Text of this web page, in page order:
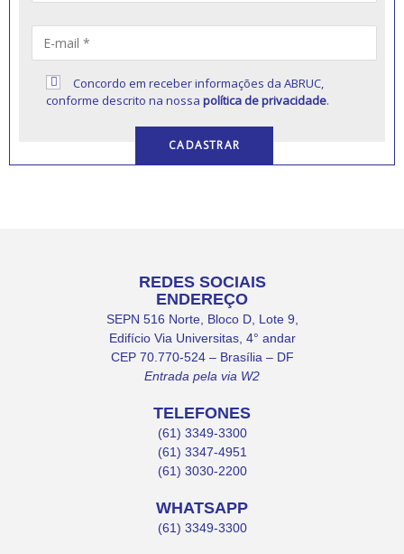
Concordo em receber informações da ABRUC,
conforme descrito na nossapolítica de privacidade.
REDES SOCIAIS
ENDEREÇO
SEPN 516 Norte, Bloco D, Lote 9,
Edifício Via Universitas, 4° andar
CEP 70.770-524 – Brasília – DF
Entrada pela via W2
TELEFONES
(61) 3349-3300
(61) 3347-4951
(61) 3030-2200
WHATSAPP
(61) 3349-3300